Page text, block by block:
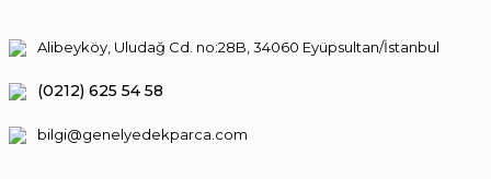
Alibeyköy, Uludağ Cd. no:28B, 34060 Eyüpsultan/İstanbul
(0212) 625 54 58
bilgi@genelyedekparca.com